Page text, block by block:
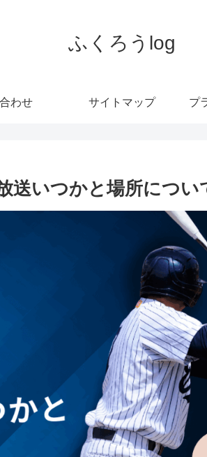
ふくろうlog
わせ サイトマップ プ
送いつかと場所につい